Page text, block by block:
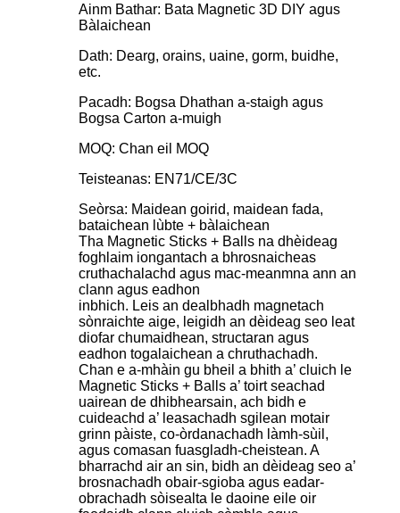
Ainm Bathar: Bata Magnetic 3D DIY agus
Bàlaichean
Dath: Dearg, orains, uaine, gorm, buidhe,
etc.
Pacadh: Bogsa Dhathan a-staigh agus
Bogsa Carton a-muigh
MOQ: Chan eil MOQ
Teisteanas: EN71/CE/3C
Seòrsa: Maidean goirid, maidean fada,
bataichean lùbte + bàlaichean
Tha Magnetic Sticks + Balls na dhèideag
foghlaim iongantach a bhrosnaicheas
cruthachalachd agus mac-meanmna ann an
clann agus eadhon
inbhich. Leis an dealbhadh magnetach
sònraichte aige, leigidh an dèideag seo leat
diofar chumaidhean, structaran agus
eadhon togalaichean a chruthachadh.
Chan e a-mhàin gu bheil a bhith a’ cluich le
Magnetic Sticks + Balls a’ toirt seachad
uairean de dhibhearsain, ach bidh e
cuideachd a’ leasachadh sgilean motair
grinn pàiste, co-òrdanachadh làmh-sùil,
agus comasan fuasgladh-cheistean. A
bharrachd air an sin, bidh an dèideag seo a’
brosnachadh obair-sgioba agus eadar-
obrachadh sòisealta le daoine eile oir